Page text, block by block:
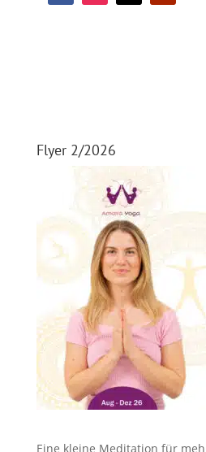
Flyer 2/2026
Eine kleine Meditation für